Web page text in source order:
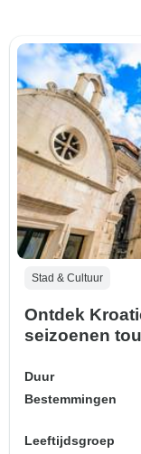
Stad & Cultuur
Ontdek
seizoenen
van de
Duur
Bestemmingen
Leeftijdsgroep